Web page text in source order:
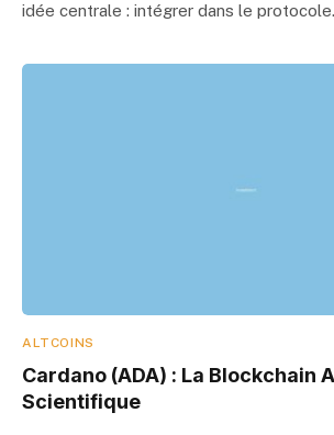
idée centrale : intégrer dans le
ALTCOINS
Cardano (ADA) : La Blockchain
Scientifique